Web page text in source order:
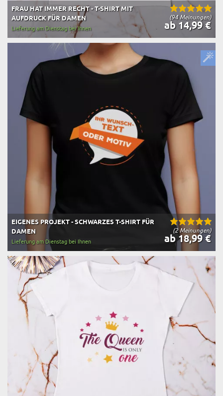
(94 Meinungen)
FRAU HAT IMMER RECHT - T-SHIRT MIT
AUFDRUCK FÜR DAMEN
ab 14,99 €
Lieferung am Dienstag bei Ihnen
(2 Meinungen)
EIGENES PROJEKT - SCHWARZES T-SHIRT FÜR
DAMEN
ab 18,99 €
Lieferung am Dienstag bei Ihnen